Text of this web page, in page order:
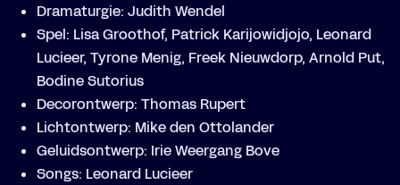
Dramaturgie: Judith Wendel
Spel: Lisa Groothof, Patrick Karijowidjojo, Leonard
Lucieer, Tyrone Menig, Freek Nieuwdorp, Arnold Put,
Bodine Sutorius
Decorontwerp: Thomas Rupert
Lichtontwerp: Mike den Ottolander
Geluidsontwerp: Irie Weergang Bove
Songs: Leonard Lucieer